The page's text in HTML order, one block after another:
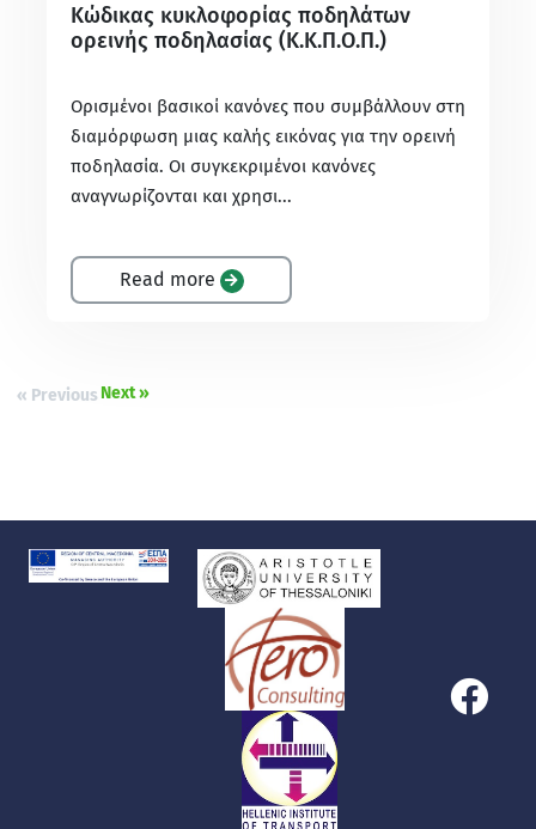
Κώδικας κυκλοφορίας ποδηλάτων
ορεινής ποδηλασίας (Κ.Κ.Π.Ο.Π.)
Ορισμένοι βασικοί κανόνες που συμβάλλουν στη
διαμόρφωση μιας καλής εικόνας για την ορεινή
ποδηλασία. Οι συγκεκριμένοι κανόνες
αναγνωρίζονται και χρησι...
Read more
« Previous Next »